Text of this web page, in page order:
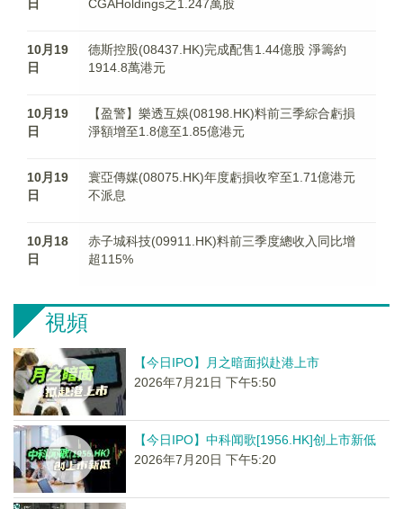
日
CGAHoldings之1.247萬股
10月19
日
德斯控股(08437.HK)完成配售1.44億股 淨籌約
1914.8萬港元
10月19
日
【盈警】樂透互娛(08198.HK)料前三季綜合虧損
淨額增至1.8億至1.85億港元
10月19
日
寰亞傳媒(08075.HK)年度虧損收窄至1.71億港元
不派息
10月18
日
赤子城科技(09911.HK)料前三季度總收入同比增
超115%
視頻
【今日IPO】月之暗面拟赴港上市
2026年7月21日 下午5:50
【今日IPO】中科闻歌[1956.HK]创上市新低
2026年7月20日 下午5:20